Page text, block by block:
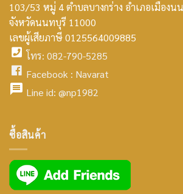
smt2
home
icon
103/53 หมู่ 4 ตำบลบางกร่าง อำเภอเมืองน
จังหวัดนนทบุรี 11000
เลขผู้เสียภาษี 0125564009885
facebook
icon
โทร: 082-790-5285
facebook
Facebook : Navarat
icon
Line id: @np1982
ซื้อสินค้า